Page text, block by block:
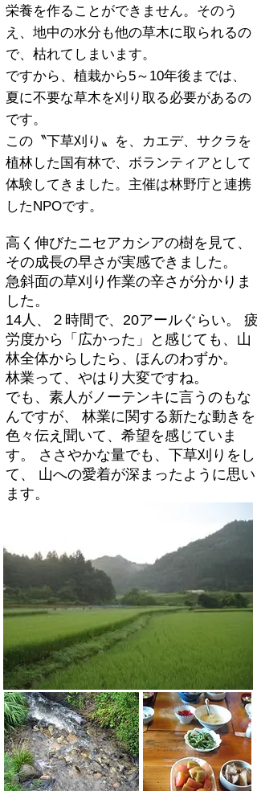
栄養を作ることができません。そのう
え、地中の水分も他の草木に取られるの
で、 枯れてしまいます。
ですから、植栽から5～10年後までは、
夏に不要な草木を刈り取る必要があるの
です。
この〝下草刈り〟を、カエデ、サクラを
植林した国有林で、 ボランティアとして
体験してきました。主催は林野庁と連携
したNPOです。
高く伸びたニセアカシアの樹を見て、
その成長の早さが実感できました。
急斜面の草刈り作業の辛さが分かりま
した。
14人、２時間で、20アールぐらい。 疲
労度から「広かった」と感じても、 山
林全体からしたら、ほんのわずか。
林業って、やはり大変ですね。
でも、素人がノーテンキに言うのもな
んですが、 林業に関する新たな動きを
色々伝え聞いて、 希望を感じていま
す。 ささやかな量でも、下草刈りをし
て、 山への愛着が深まったように思い
ます。